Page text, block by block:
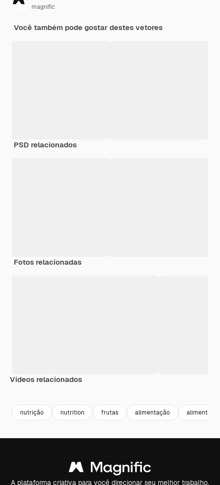
magnific
Você também pode gostar destes vetores
PSD relacionados
Fotos relacionadas
Vídeos relacionados
nutrição nutrition frutas alimentação
A plataforma criativa para você direcionar seu melhor trabalho.